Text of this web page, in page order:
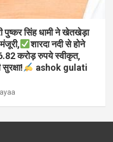
सिंह धामी ने खेतखेड़ा
शारदा नदी से होने
करोड़ रुपये स्वीकृत,
ashok gulati